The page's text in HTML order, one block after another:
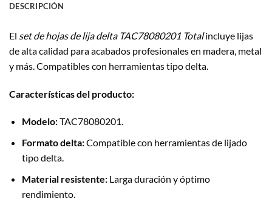
DESCRIPCIÓN
El set de hojas de lija delta TAC78080201 Totalincluye lijas
de alta calidad para acabados profesionales en madera, metal
y más. Compatibles con herramientas tipo delta.
Características del producto:
Modelo:TAC78080201.
Formato delta:Compatible con herramientas de lijado
tipo delta.
Material resistente:Larga duración y óptimo
rendimiento.